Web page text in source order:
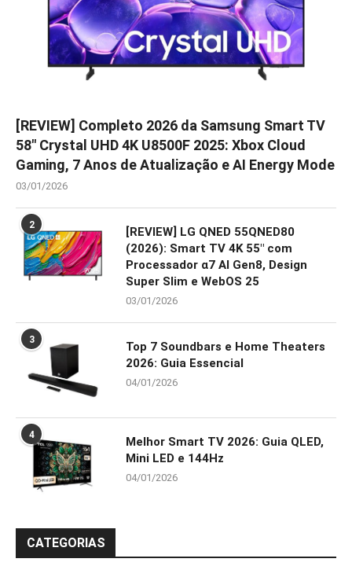
[REVIEW] Completo 2026 da Samsung Smart TV
58″ Crystal UHD 4K U8500F 2025: Xbox Cloud
Gaming, 7 Anos de Atualização e AI Energy Mode
03/01/2026
2
[REVIEW] LG QNED 55QNED80
(2026): Smart TV 4K 55″ com
Processador α7 AI Gen8, Design
Super Slim e WebOS 25
03/01/2026
3
Top 7 Soundbars e Home Theaters
2026: Guia Essencial
04/01/2026
4
Melhor Smart TV 2026: Guia QLED,
Mini LED e 144Hz
04/01/2026
CATEGORIAS